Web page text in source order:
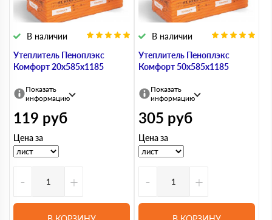
Утеплитель Пеноплэкс
Комфорт 20х585х1185
В наличии
Показать
информацию
119 руб
Цена за
- +
Утеплитель Пеноплэкс
Комфорт 50х585х1185
В наличии
Показать
информацию
305 руб
Цена за
- +